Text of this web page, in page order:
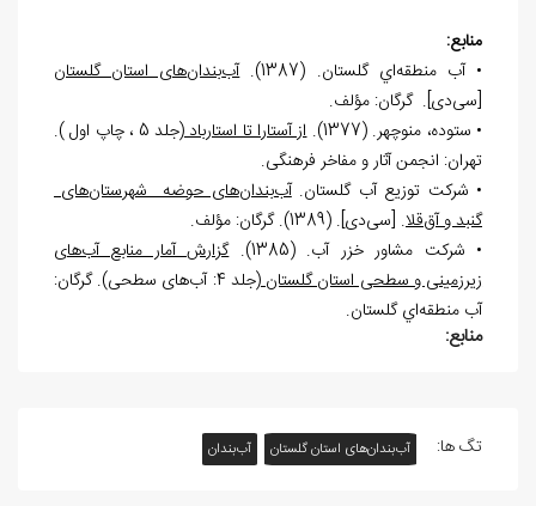
منابع:
• آب منطقهاي گلستان. (1387). آببندانهای استان گلستان
[سیدی]. گرگان: مؤلف.
• ستوده، منوچهر. (1377).
از آستارا تا استارباد
(جلد 5 ، چاپ اول ).
تهران: انجمن آثار و مفاخر فرهنگی.
• شركت توزيع آب گلستان.آببندانهای حوضه شهرستانهای
گنبد و آققلا. [سیدی]. (1389). گرگان: مؤلف.
• شرکت مشاور خزر آب. (1385).
گزارش آمار منابع آبهای
زیرزمینی و سطحی استان گلستان(جلد 4: آب
های سطحی). گرگان:
آب منطقهاي گلستان.
منابع:
تگ ها: آب‌بندان‌های استان گلستان آب‌بندان